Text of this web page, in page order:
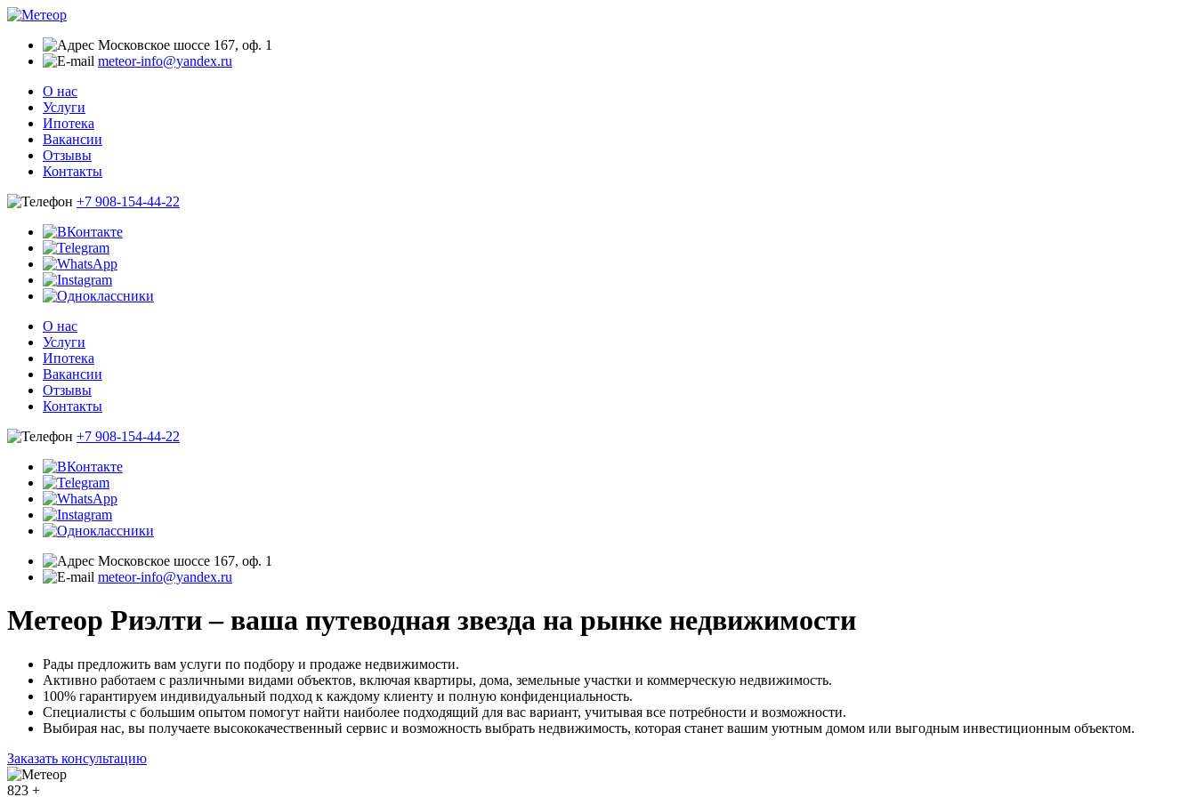
Московское шоссе 167, оф. 1
meteor-info@yandex.ru
О нас
Услуги
Ипотека
Вакансии
Отзывы
Контакты
+7 908-154-44-22
О нас
Услуги
Ипотека
Вакансии
Отзывы
Контакты
+7 908-154-44-22
Московское шоссе 167, оф. 1
meteor-info@yandex.ru
Метеор Риэлти –ваша путеводная звезда на рынке недвижимости
Рады предложить вам услуги по подбору и продаже недвижимости.
Активно работаем с различными видами объектов, включая квартиры, дома, земельные участки и коммерческую недвижимость.
100% гарантируем индивидуальный подход к каждому клиенту и полную конфиденциальность.
Специалисты с большим опытом помогут найти наиболее подходящий для вас вариант, учитывая все потребности и возможности.
Выбирая нас, вы получаете высококачественный сервис и возможность выбрать недвижимость, которая станет вашим уютным домом или выгодным инвестиционным объектом.
Заказать консультацию
823 +